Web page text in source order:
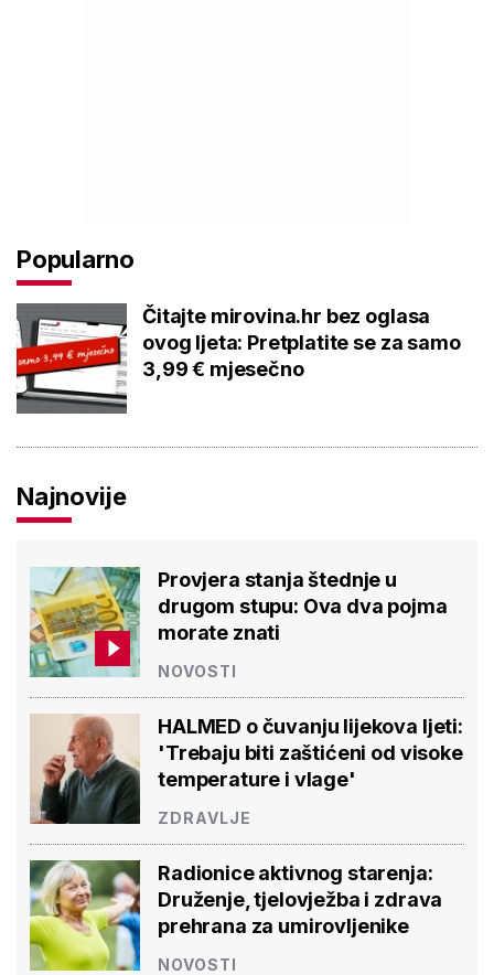
Popularno
Čitajte mirovina.hr bez oglasa
ovog ljeta: Pretplatite se za samo
3,99 € mjesečno
Najnovije
Provjera stanja štednje u
drugom stupu: Ova dva pojma
morate znati
NOVOSTI
HALMED o čuvanju lijekova ljeti:
'Trebaju biti zaštićeni od visoke
temperature i vlage'
ZDRAVLJE
Radionice aktivnog starenja:
Druženje, tjelovježba i zdrava
prehrana za umirovljenike
NOVOSTI